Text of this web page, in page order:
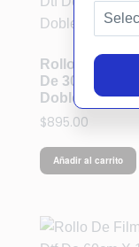
Rollo De Film
De 30cm X
Doble Cara
$895.00
Añadir al carrito